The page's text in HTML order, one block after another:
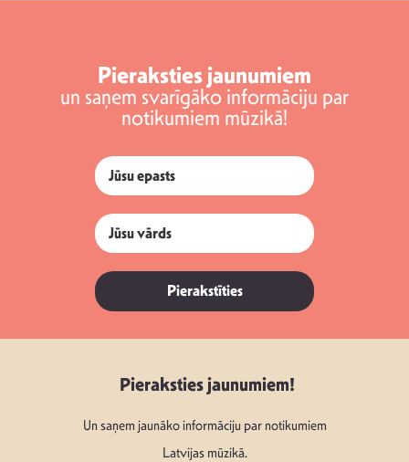
Pieraksties jaunumiem
un saņem svarīgāko informāciju par
notikumiem mūzikā!
Pierakstīties
Pieraksties jaunumiem!
Un saņem jaunāko informāciju par notikumiem
Latvijas mūzikā.